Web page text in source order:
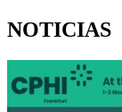
NOTICIAS